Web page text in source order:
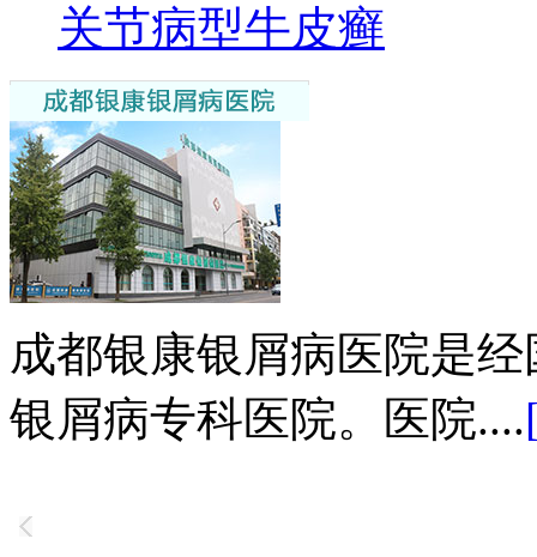
关节病型牛皮癣
成都银康银屑病医院是
银屑病专科医院。医院....